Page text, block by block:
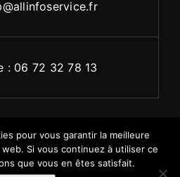
: 06 72 32 78 13
pour vous garantir la meilleure
Si vous continuez à utiliser ce
que vous en êtes satisfait.